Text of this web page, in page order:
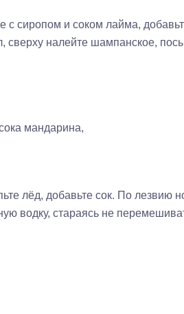
с сиропом и соком лайма,
сверху налейте шампанское,
мандарина,
лёд, добавьте сок. По лезвию
водку, стараясь не